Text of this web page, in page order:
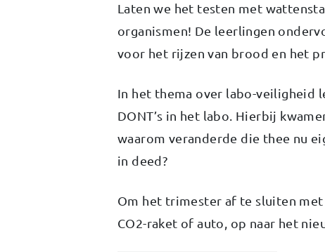
Laten we het testen met
organismen! De leerlingen
voor het rijzen van brood en het
In het thema over labo-veiligheid
DONT’s in het labo. Hierbij
waarom veranderde die thee nu
in deed?
Om het trimester af te sluiten
CO2-raket of auto, op naar het